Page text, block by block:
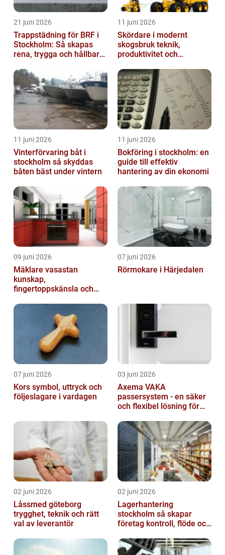
21 juni 2026
Trappstädning för BRF i
Stockholm: Så skapas
rena, trygga och hållbara
11 juni 2026
Skördare i modernt
skogsbruk teknik,
produktivitet och
11 juni 2026
Vinterförvaring båt i
stockholm så skyddas
båten bäst under vintern
11 juni 2026
Bokföring i stockholm: en
guide till effektiv
hantering av din ekonomi
09 juni 2026
Mäklare vasastan
kunskap,
fingertoppskänsla och
07 juni 2026
Rörmokare i Härjedalen
07 juni 2026
Kors symbol, uttryck och
följeslagare i vardagen
03 juni 2026
Axema VAKA
passersystem - en säker
och flexibel lösning för
02 juni 2026
Låssmed göteborg
trygghet, teknik och rätt
val av leverantör
02 juni 2026
Lagerhantering
stockholm så skapar
företag kontroll, flöde och